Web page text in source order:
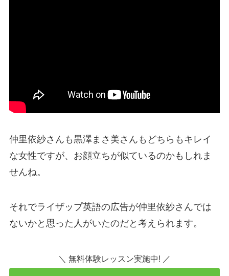
仲里依紗さんも黒澤まさ美さんもどちらもキレイ
な女性ですが、お顔立ちが似ているのかもしれま
せんね。
それでライザップ英語の広告が仲里依紗さんでは
ないかと思った人がいたのだと考えられます。
＼ 無料体験レッスン実施中! ／